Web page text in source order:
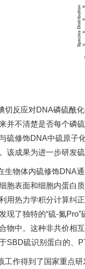
切反应对DNA磷硫酰
并不清楚是否每个磷
硫修饰DNA中硫原子
该成果为进一步研发
生物体内硫修饰DNA
胞表面和细胞内蛋白
用热力学积分计算纠
现了独特的“硫-氮
物中。这种非共价相
SBD硫识别蛋白的、
工作得到了国家重点